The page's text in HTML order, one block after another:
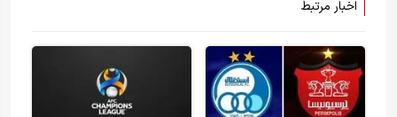
اخبار مرتبط